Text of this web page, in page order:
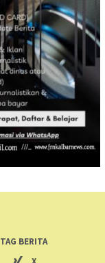
TAG BERITA